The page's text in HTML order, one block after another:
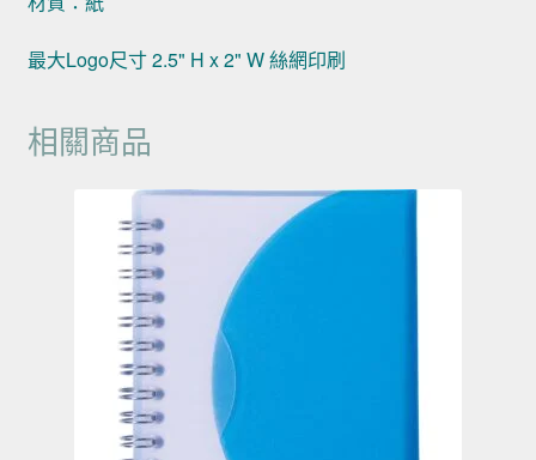
最大Logo尺寸 2.5" H x 2" W 絲網印刷
相關商品